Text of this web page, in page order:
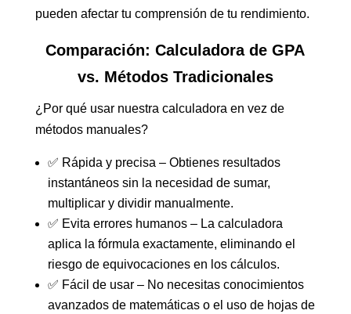
pueden afectar tu comprensión de tu rendimiento.
Comparación: Calculadora de GPA
vs. Métodos Tradicionales
¿Por qué usar nuestra calculadora en vez de
métodos manuales?
✅ Rápida y precisa – Obtienes resultados
instantáneos sin la necesidad de sumar,
multiplicar y dividir manualmente.
✅ Evita errores humanos – La calculadora
aplica la fórmula exactamente, eliminando el
riesgo de equivocaciones en los cálculos.
✅ Fácil de usar – No necesitas conocimientos
avanzados de matemáticas o el uso de hojas de